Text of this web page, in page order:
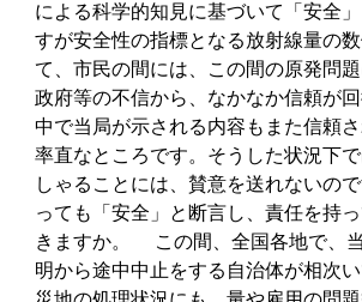
による科学的知見に基づいて「安全
すが安全性の指標となる放射線量の
て、市民の間には、この間の原発問
政府等の不信から、なかなか信頼が
中で当局が示される内容もまた信頼
率直なところです。そうした状況下
しゃることには、賛意を送れないの
っても「安全」と断言し、責任を持
きますか。 この間、全国各地で、
明から途中中止をする自治体が相次